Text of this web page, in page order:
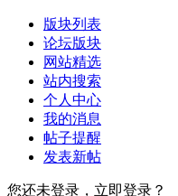
版块列表
论坛版块
网站精选
站内搜索
个人中心
我的消息
帖子提醒
发表新帖
您还未登录，立即登录？